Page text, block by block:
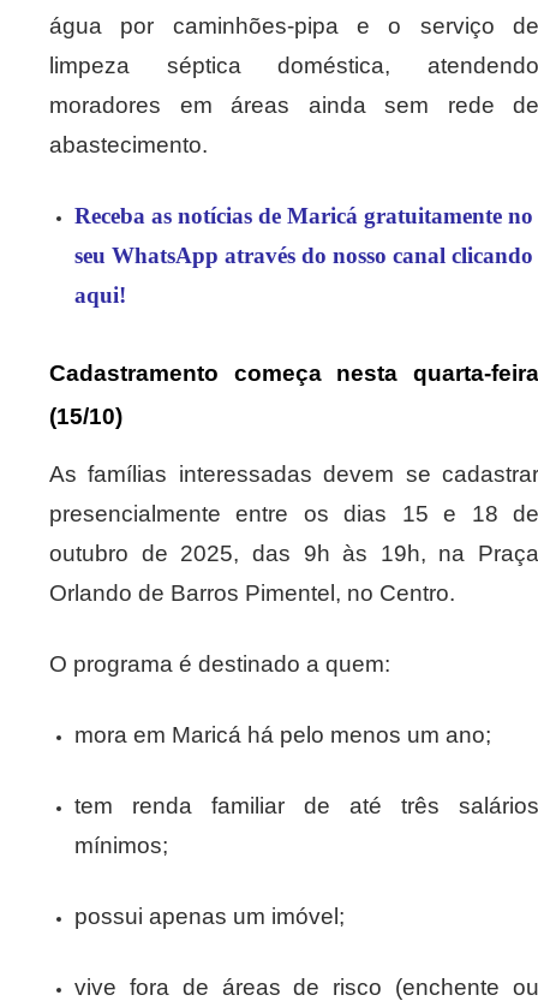
água por caminhões-pipa e o serviço de
limpeza séptica doméstica, atendendo
moradores em áreas ainda sem rede de
abastecimento.
Receba as notícias de Maricá gratuitamente no
seu WhatsApp através do nosso canal clicando
aqui!
Cadastramento começa nesta quarta-feira
(15/10)
As famílias interessadas devem se cadastrar
presencialmente entre os dias 15 e 18 de
outubro de 2025, das 9h às 19h, na Praça
Orlando de Barros Pimentel, no Centro.
O programa é destinado a quem:
mora em Maricá há pelo menos um ano;
tem renda familiar de até três salários
mínimos;
possui apenas um imóvel;
vive fora de áreas de risco (enchente ou